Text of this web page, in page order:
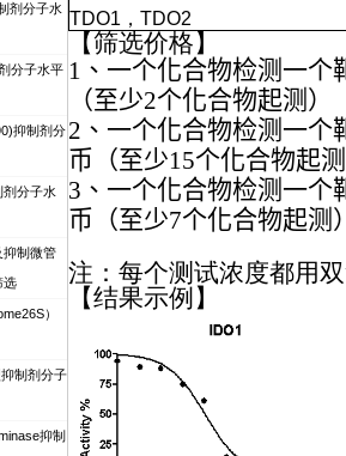
剂分子水
分子水平
抑制剂分
分子水
抑制微管
选
）
制剂分子
抑制
TDO1 ，TDO2
【筛选价格】
1、一个化合物检测一个
（至少2个化合物起测）
2、一个化合物检测一个
币（至少15个化合物起
3、一个化合物检测一个
币（至少7个化合物起测
注：每个测试浓度都用
【结果示例】